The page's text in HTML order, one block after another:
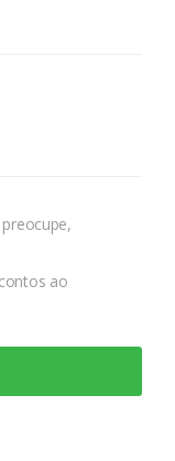
ao